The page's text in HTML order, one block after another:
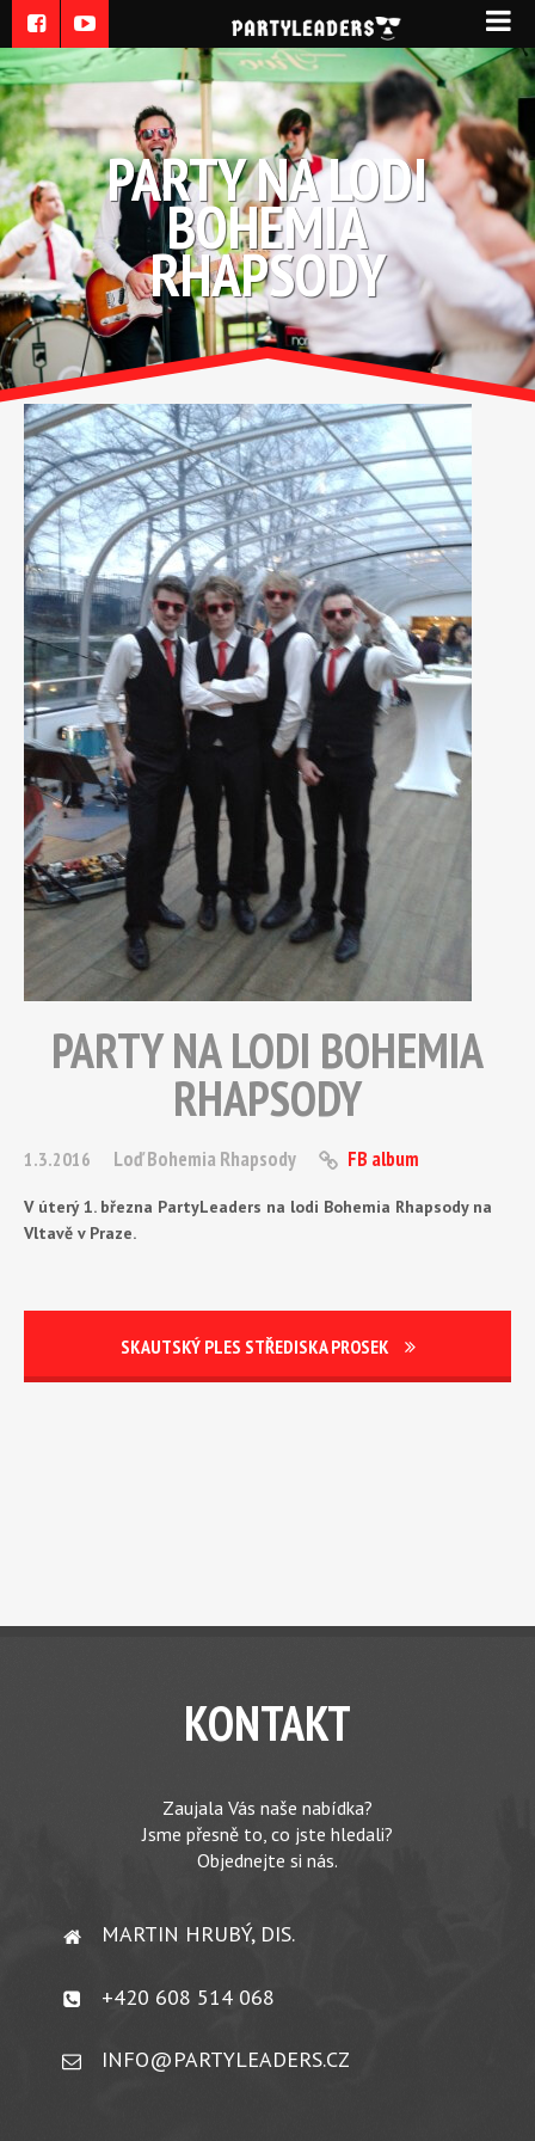
PARTY NA LODI
BOHEMIA
RHAPSODY
PARTY NA LODI BOHEMIA
RHAPSODY
1.3.2016 Loď Bohemia Rhapsody FB album
V úterý 1. března PartyLeaders na lodi Bohemia Rhapsody na
Vltavě v Praze.
SKAUTSKÝ PLES STŘEDISKA PROSEK
KONTAKT
Zaujala Vás naše nabídka?
Jsme přesně to, co jste hledali?
Objednejte si nás.
MARTIN HRUBÝ, DIS.
+420 608 514 068
INFO@PARTYLEADERS.CZ